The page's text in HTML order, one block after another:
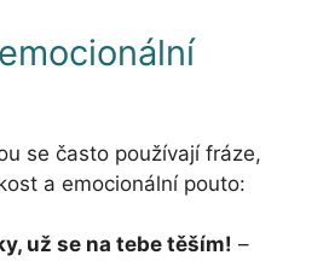
se často používají fráze,
a emocionální pouto:
už se na tebe těším! –